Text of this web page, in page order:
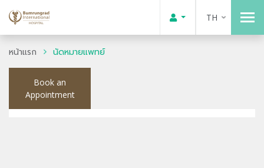
TH
หน้าแรก นัดหมายแพทย์
Book an
Appointment